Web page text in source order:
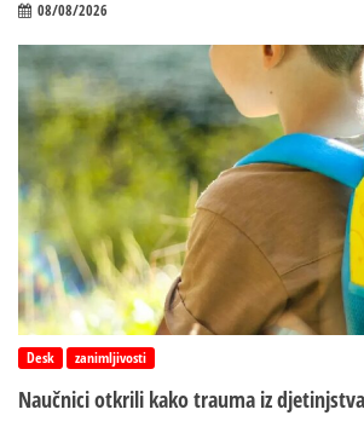
08/08/2026
Desk zanimljivosti
Naučnici otkrili kako trauma iz